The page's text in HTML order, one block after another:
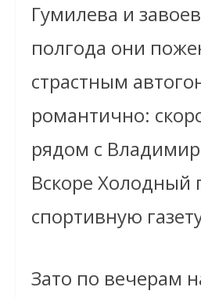
Гумилева и
полгода они
страстным
романтично:
рядом с
Вскоре Холодный
спортивную
Зато по вечерам